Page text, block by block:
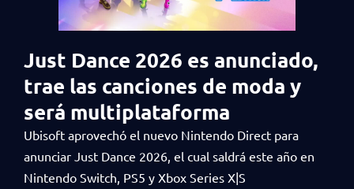
Just Dance 2026 es anunciado,
trae las canciones de moda y
será multiplataforma
Ubisoft aprovechó el nuevo Nintendo Direct para
anunciar Just Dance 2026, el cual saldrá este año en
Nintendo Switch, PS5 y Xbox Series X|S